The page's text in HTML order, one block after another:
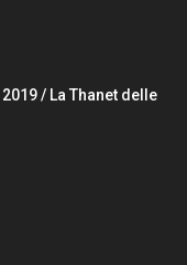
/ La Thanet delle